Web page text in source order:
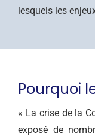
lesquels les
Pourquoi
« La crise de la
exposé de